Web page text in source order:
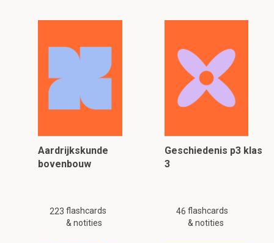
Aardrijkskunde
bovenbouw
223 flashcards
& notities
Geschiedenis p3 klas
3
46 flashcards
& notities